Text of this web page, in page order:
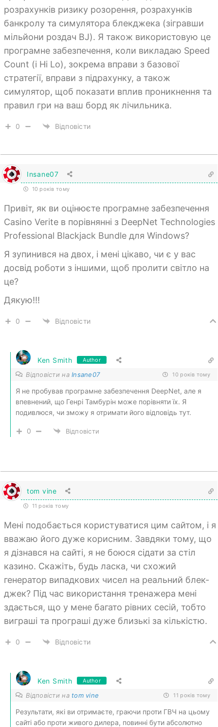
розрахунків ризику розорення, розрахунків
банкролу та симулятора блекджека (зігравши
мільйони роздач BJ). Я також використовую це
програмне забезпечення, коли викладаю Speed
Count (і Hi Lo), зокрема вправи з базової
стратегії, вправи з підрахунку, а також
симулятор, щоб показати вплив проникнення та
правил гри на ваш борд як лічильника.
0 Відповісти
Insane07
10 років тому
Привіт, як ви оцінюєте програмне забезпечення
Casino Verite в порівнянні з DeepNet Technologies
Professional Blackjack Bundle для Windows?
Я зупинився на двох, і мені цікаво, чи є у вас
досвід роботи з іншими, щоб пролити світло на
це?
Дякую!!!
0 Відповісти
Ken Smith Author
Відповісти наInsane07 10 років тому
Я не пробував програмне забезпечення DeepNet, але я
впевнений, що Генрі Тамбурін може порівняти їх. Я
подивлюся, чи зможу я отримати його відповідь тут.
0 Відповісти
tom vine
11 років тому
Мені подобається користуватися цим сайтом, і я
вважаю його дуже корисним. Завдяки тому, що
я дізнався на сайті, я не боюся сідати за стіл
казино. Скажіть, будь ласка, чи схожий
генератор випадкових чисел на реальний блек-
джек? Під час використання тренажера мені
здається, що у мене багато рівних сесій, тобто
виграші та програші дуже близькі за кількістю.
0 Відповісти
Ken Smith Author
Відповісти на tom vine 11 років тому
Результати, які ви отримаєте, граючи проти ГВЧ на цьому
сайті або проти живого дилера, повинні бути абсолютно